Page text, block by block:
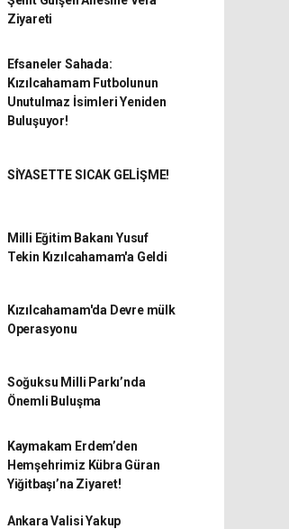
Ziyareti
Efsaneler Sahada:
Kızılcahamam Futbolunun
Unutulmaz İsimleri Yeniden
Buluşuyor!
SİYASETTE SICAK GELİŞME!
Milli Eğitim Bakanı Yusuf
Tekin Kızılcahamam'a Geldi
Kızılcahamam'da Devre mülk
Operasyonu
Soğuksu Milli Parkı’nda
Önemli Buluşma
Kaymakam Erdem’den
Hemşehrimiz Kübra Güran
Yiğitbaşı’na Ziyaret!
Ankara Valisi Yakup